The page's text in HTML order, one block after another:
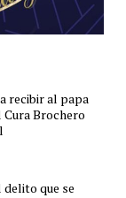
recibir al papa
Brochero
que se